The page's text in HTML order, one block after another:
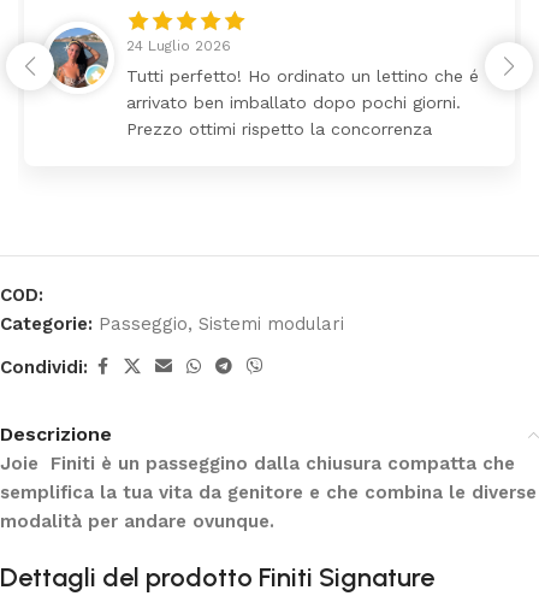
24 Luglio 2026
Tutti perfetto! Ho ordinato un lettino che é
arrivato ben imballato dopo pochi giorni.
Prezzo ottimi rispetto la concorrenza
COD:
Categorie: Passeggio, Sistemi modulari
Condividi:
Descrizione
Joie Finiti è un passeggino dalla chiusura compatta che
semplifica la tua vita da genitore e che combina le diverse
modalità per andare ovunque.
Dettagli del prodotto Finiti Signature